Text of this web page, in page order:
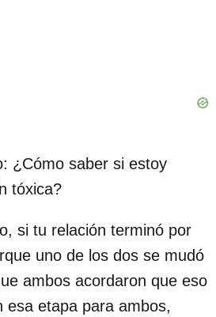
¿Cómo saber si estoy
tóxica?
si tu relación terminó por
uno de los dos se mudó
ambos acordaron que eso
esa etapa para ambos,